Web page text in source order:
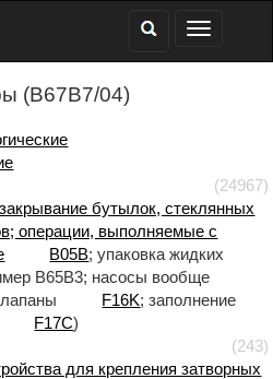
(B67B7/04)
(24967)
бутылок, стеклянных
операции, выполняемые с
B05B; упаковка жидких
B65B3; насосы вообще
F16K; заполнение
F17C)
(243)
для крепления затворных